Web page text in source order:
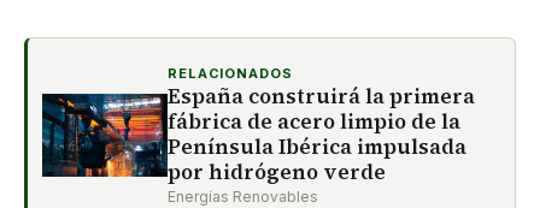
RELACIONADOS
España construirá la primera
fábrica de acero limpio de la
Península Ibérica impulsada
por hidrógeno verde
Energías Renovables